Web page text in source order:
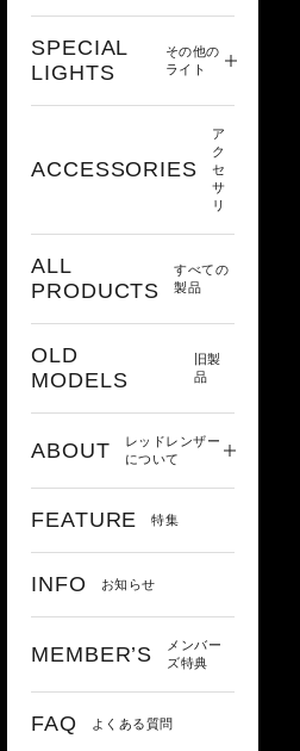
SPECIAL
LIGHTS
その他の
ライト
ACCESSORIES
ア
ク
セ
サ
リ
ALL
PRODUCTS
すべての
製品
OLD
MODELS
旧製
品
ABOUT
レッドレンザー
について
FEATURE 特集
INFO お知らせ
MEMBER’S
メンバー
ズ特典
FAQ よくある質問